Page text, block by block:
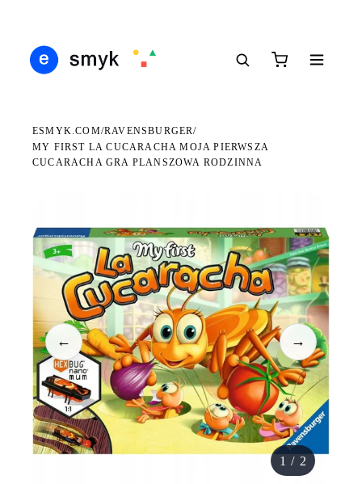
ESMYK.COM/RAVENSBURGER/
MY FIRST LA CUCARACHA MOJA PIERWSZA
CUCARACHA GRA PLANSZOWA RODZINNA
← →
1 / 2